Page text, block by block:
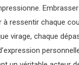
à ressentir chaque
virage, chaque